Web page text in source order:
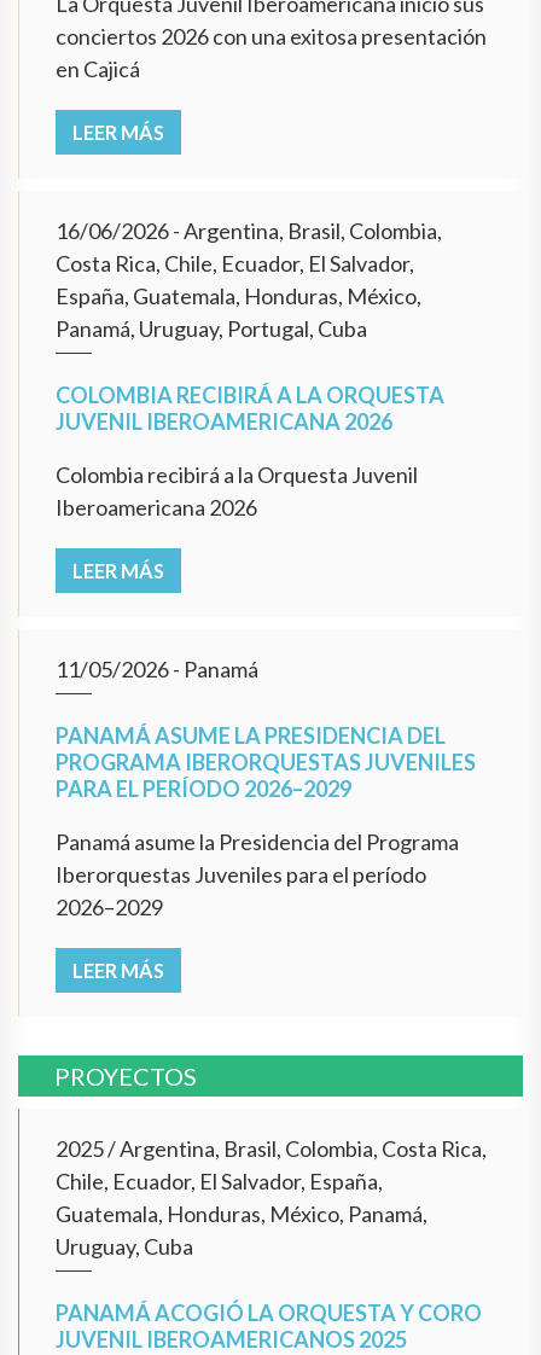
conciertos 2026 con una exitosa presentación
en Cajicá
LEER MÁS
16/06/2026- Argentina, Brasil, Colombia,
Costa Rica, Chile, Ecuador, El Salvador,
España, Guatemala, Honduras, México,
Panamá, Uruguay, Portugal, Cuba
COLOMBIA RECIBIRÁ A LA ORQUESTA
JUVENIL IBEROAMERICANA 2026
Colombia recibirá a la Orquesta Juvenil
Iberoamericana 2026
LEER MÁS
11/05/2026- Panamá
PANAMÁ ASUME LA PRESIDENCIA DEL
PROGRAMA IBERORQUESTAS JUVENILES
PARA EL PERÍODO 2026–2029
Panamá asume la Presidencia del Programa
Iberorquestas Juveniles para el período
2026–2029
LEER MÁS
PROYECTOS
2025/Argentina, Brasil, Colombia, Costa Rica,
Chile, Ecuador, El Salvador, España,
Guatemala, Honduras, México, Panamá,
Uruguay, Cuba
PANAMÁ ACOGIÓ LA ORQUESTA Y CORO
JUVENIL IBEROAMERICANOS 2025